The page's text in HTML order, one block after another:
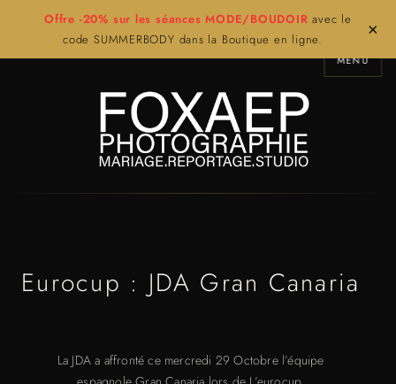
Offre -20% sur les séances MODE/BOUDOIR avec le
code SUMMERBODY dans la Boutique en ligne.
×
MENU
Eurocup : JDA Gran Canaria
La JDA a affronté ce mercredi 29 Octobre l’équipe